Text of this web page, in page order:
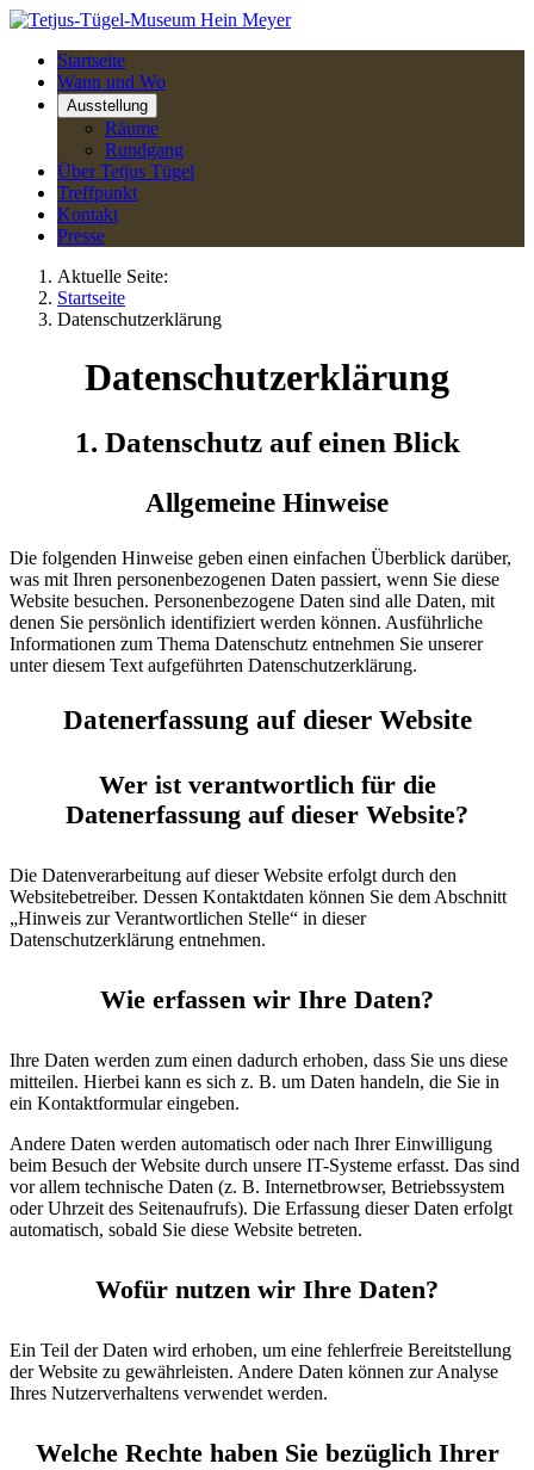
Startseite
Wann und Wo
Ausstellung
Räume
Rundgang
Über Tetjus Tügel
Treffpunkt
Kontakt
Presse
Aktuelle Seite:
Startseite
Datenschutzerklärung
Datenschutzerklärung
1. Datenschutz auf einen Blick
Allgemeine Hinweise
Die folgenden Hinweise geben einen einfachen Überblick darüber,
was mit Ihren personenbezogenen Daten passiert, wenn Sie diese
Website besuchen. Personenbezogene Daten sind alle Daten, mit
denen Sie persönlich identifiziert werden können. Ausführliche
Informationen zum Thema Datenschutz entnehmen Sie unserer
unter diesem Text aufgeführten Datenschutzerklärung.
Datenerfassung auf dieser Website
Wer ist verantwortlich für die
Datenerfassung auf dieser Website?
Die Datenverarbeitung auf dieser Website erfolgt durch den
Websitebetreiber. Dessen Kontaktdaten können Sie dem Abschnitt
„Hinweis zur Verantwortlichen Stelle“ in dieser
Datenschutzerklärung entnehmen.
Wie erfassen wir Ihre Daten?
Ihre Daten werden zum einen dadurch erhoben, dass Sie uns diese
mitteilen. Hierbei kann es sich z. B. um Daten handeln, die Sie in
ein Kontaktformular eingeben.
Andere Daten werden automatisch oder nach Ihrer Einwilligung
beim Besuch der Website durch unsere IT-Systeme erfasst. Das sind
vor allem technische Daten (z. B. Internetbrowser, Betriebssystem
oder Uhrzeit des Seitenaufrufs). Die Erfassung dieser Daten erfolgt
automatisch, sobald Sie diese Website betreten.
Wofür nutzen wir Ihre Daten?
Ein Teil der Daten wird erhoben, um eine fehlerfreie Bereitstellung
der Website zu gewährleisten. Andere Daten können zur Analyse
Ihres Nutzerverhaltens verwendet werden.
Welche Rechte haben Sie bezüglich Ihrer